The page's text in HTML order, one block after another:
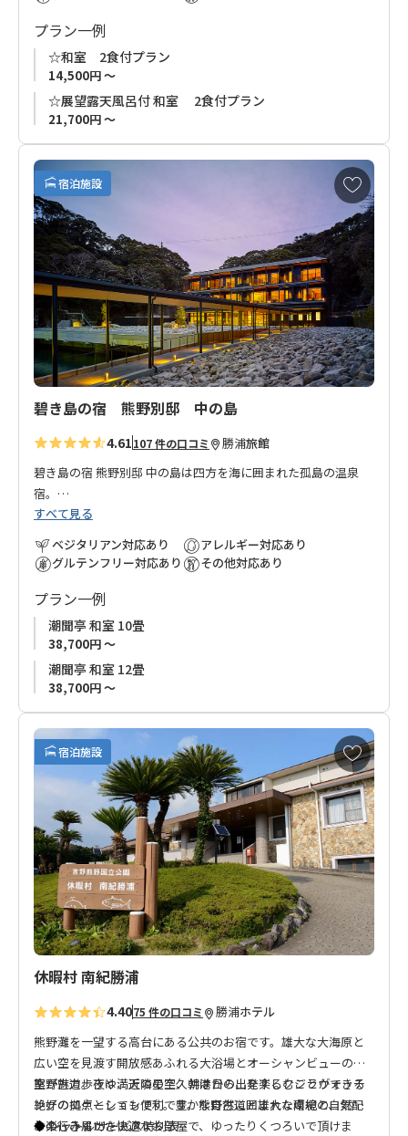
プラン一例
☆和室 2食付プラン
14,500円 ～
☆展望露天風呂付 和室 2食付プラン
21,700円 ～
宿泊施設
お
気
入
り
に
加
碧き島の宿 熊野別邸 中の島
4.61107 件の口コミ 勝浦旅館
碧き島の宿 熊野別邸 中の島は四方を海に囲まれた孤島の温泉
宿。
潮騒を聞きながらの露天風呂 紀州潮聞之湯や、鮪の町勝浦なら
ではの海の幸を心ゆくまでお楽しみください。
南紀観光や世界遺産 熊野古道、熊野三山巡りにも便利です。
◆注意◆
休館日：毎週 月曜日・火曜日
すべて見る
ベジタリアン対応あり
グルテンフリー対応あり
アレルギー対応あり
その他対応あり
プラン一例
潮聞亭 和室 10畳
38,700円 ～
潮聞亭 和室 12畳
38,700円 ～
宿泊施設
お
気
に
入
り
に
追
加
休暇村 南紀勝浦
4.4075 件の口コミ 勝浦ホテル
熊野灘を一望する高台にある公共のお宿です。雄大な大海原と
広い空を見渡す開放感あふれる大浴場とオーシャンビューの客
室が魅力。夜は満天の星空、朝は日の出を楽しむことができる
絶好のロケーションです。豊かな自然に囲まれた環境と、気配
りの行き届いた快適なお部屋で、ゆったりくつろいで頂けま
熊野古道歩きや、近隣の宇久井港から出発するクジラウォッチ
ングの拠点としても便利です。熊野古道と雄大な南紀の自然を
お楽しみください。
◆シャトルサービス時刻表